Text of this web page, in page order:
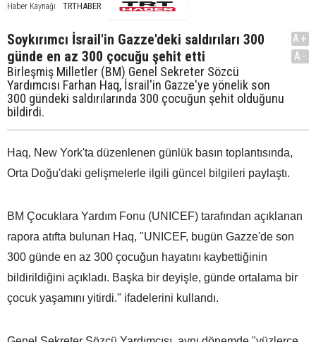
Haber Kaynağı TRTHABER
Soykırımcı İsrail'in Gazze'deki saldırıları 300
günde en az 300 çocuğu şehit etti
Birleşmiş Milletler (BM) Genel Sekreter Sözcü
Yardımcısı Farhan Haq, İsrail'in Gazze'ye yönelik son
300 gündeki saldırılarında 300 çocuğun şehit olduğunu
bildirdi.
A+
A-
Haq, New York'ta düzenlenen günlük basın toplantısında,
Orta Doğu'daki gelişmelerle ilgili güncel bilgileri paylaştı.
BM Çocuklara Yardım Fonu (UNICEF) tarafından açıklanan
rapora atıfta bulunan Haq, "UNICEF, bugün Gazze'de son
300 günde en az 300 çocuğun hayatını kaybettiğinin
bildirildiğini açıkladı. Başka bir deyişle, günde ortalama bir
çocuk yaşamını yitirdi." ifadelerini kullandı.